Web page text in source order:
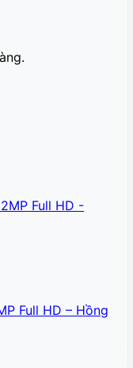
Full HD – Hồng